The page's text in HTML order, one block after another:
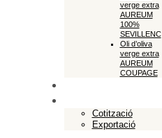
verge extra
AUREUM
100%
SEVILLENC
Oli d’oliva
verge extra
AUREUM
COUPAGE
Cotització
Exportació